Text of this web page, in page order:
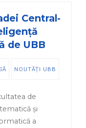
Central-
de UBB
NOUTĂȚI UBB
de
și
a